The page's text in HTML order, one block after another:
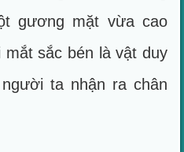
gương mặt vừa cao
sắc bén là vật duy
ta nhận ra chân